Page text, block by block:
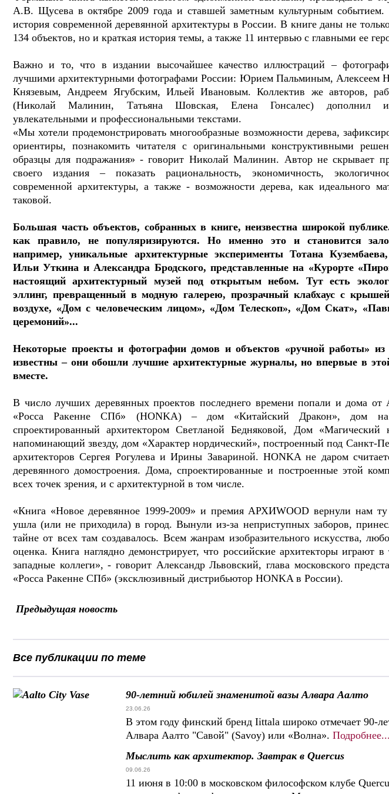
А.В. Щусева в октябре 2009 года и ставшей заметным культурным
история современной деревянной архитектуры в России. В книге даны не
134 объектов, но и краткая история темы, а также 11 интервью с главными ее
Важно и то, что в издании высочайшее качество иллюстраций –
лучшими архитектурными фотографами России: Юрием Пальминым, Алексеем
Князевым, Андреем Ягубским, Ильей Ивановым. Коллектив же авторов,
(Николай Малинин, Татьяна Шовская, Елена Гонсалес) дополнил
увлекательными и профессиональными текстами.
«Мы хотели продемонстрировать многообразные возможности дерева,
ориентиры, познакомить читателя с оригинальными конструктивными
образцы для подражания» - говорит Николай Малинин. Автор не скрывает
своего издания – показать рациональность, экономичность,
современной архитектуры, а также - возможности дерева, как идеального
таковой.
Большая часть объектов, собранных в книге, неизвестна широкой
как правило, не популяризируются. Но именно это и становится
например, уникальные архитектурные эксперименты Тотана
Ильи Уткина и Александра Бродского, представленные на «Курорте
настоящий архитектурный музей под открытым небом. Тут есть
эллинг, превращенный в модную галерею, прозрачный клабхаус с
воздухе, «Дом с человеческим лицом», «Дом Телескоп», «Дом Скат»,
церемоний»...
Некоторые проекты и фотографии домов и объектов «ручной работы»
известны – они обошли лучшие архитектурные журналы, но впервые в
вместе.
В число лучших деревянных проектов последнего времени попали и дома от
«Росса Ракенне СПб» (HONKA) – дом «Китайский Дракон», дом
спроектированный архитектором Светланой Бедняковой, Дом «Магический
напоминающий звезду, дом «Характер нордический», построенный под Санкт-
архитекторов Сергея Рогулева и Ирины Завариной. HONKA не даром
деревянного домостроения. Дома, спроектированные и построенные этой
всех точек зрения, и с архитектурной в том числе.
«Книга «Новое деревянное 1999-2009» и премия АРХИWOOD вернули нам ту
ушла (или не приходила) в город. Вынули из-за неприступных заборов,
тайне от всех там создавалось. Всем жанрам изобразительного искусства,
оценка. Книга наглядно демонстрирует, что российские архитекторы играют
западные коллеги», - говорит Александр Львовский, глава московского
«Росса Ракенне СПб» (эксклюзивный дистрибьютор HONKA в России).
Предыдущая новость
Все публикации по теме
90-летний юбилей знаменитой вазы Алвара Аалто
23.06.26
В этом году финский бренд Iittala широко отмечает 90-
Алвара Аалто "Савой" (Savoy) или «Волна». Подробнее...
Мыслить как архитектор. Завтрак в Quercus
09.06.26
11 июня в 10:00 в московском философском клубе